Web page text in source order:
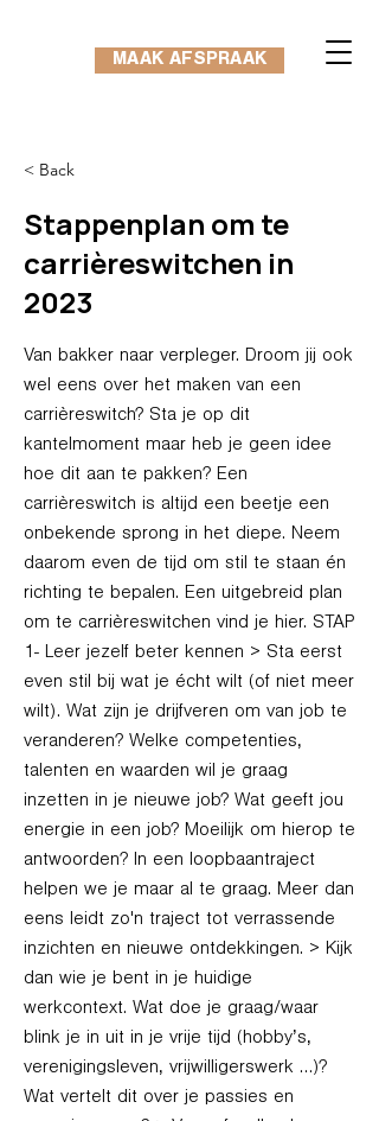
MAAK AFSPRAAK
< Back
Stappenplan om te
carrièreswitchen in
2023
Van bakker naar verpleger. Droom jij ook
wel eens over het maken van een
carrièreswitch? Sta je op dit
kantelmoment maar heb je geen idee
hoe dit aan te pakken? Een
carrièreswitch is altijd een beetje een
onbekende sprong in het diepe. Neem
daarom even de tijd om stil te staan én
richting te bepalen. Een uitgebreid plan
om te carrièreswitchen vind je hier. STAP
1- Leer jezelf beter kennen > Sta eerst
even stil bij wat je écht wilt (of niet meer
wilt). Wat zijn je drijfveren om van job te
veranderen? Welke competenties,
talenten en waarden wil je graag
inzetten in je nieuwe job? Wat geeft jou
energie in een job? Moeilijk om hierop te
antwoorden? In een loopbaantraject
helpen we je maar al te graag. Meer dan
eens leidt zo'n traject tot verrassende
inzichten en nieuwe ontdekkingen. > Kijk
dan wie je bent in je huidige
werkcontext. Wat doe je graag/waar
blink je in uit in je vrije tijd (hobby’s,
verenigingsleven, vrijwilligerswerk …)?
Wat vertelt dit over je passies en